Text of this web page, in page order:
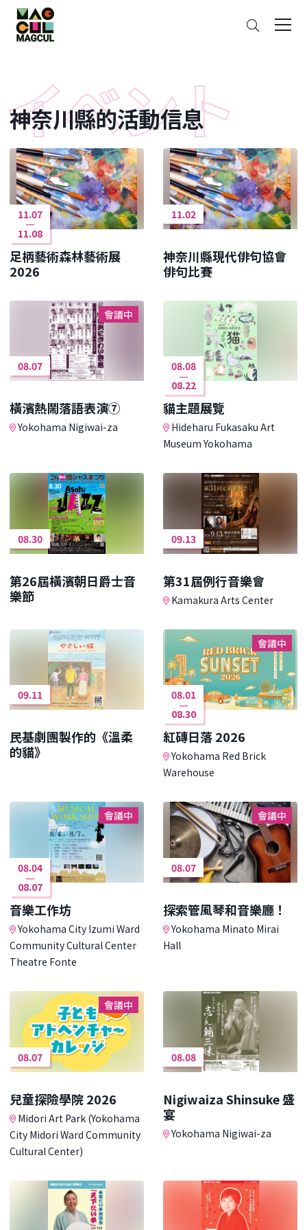
ン
テ
ン
ス
キ
ッ
プ
神奈川縣的活動信息
11.07
11.08
足柄藝術森林藝術展
2026
11.02
神奈川縣現代俳句協會
俳句比賽
會議中
08.07
橫濱熱鬧落語表演⑦
Yokohama Nigiwai-za
08.08
08.22
貓主題展覽
Hideharu Fukasaku Art
Museum Yokohama
08.30
第26屆橫濱朝日爵士音
樂節
09.13
第31屆例行音樂會
Kamakura Arts Center
09.11
民基劇團製作的《溫柔
的貓》
會議中
08.01
08.30
紅磚日落 2026
Yokohama Red Brick
Warehouse
會議中
08.04
08.07
音樂工作坊
Yokohama City Izumi Ward
Community Cultural Center
Theatre Fonte
會議中
08.07
探索管風琴和音樂廳！
Yokohama Minato Mirai
Hall
會議中
08.07
兒童探險學院 2026
Midori Art Park (Yokohama
City Midori Ward Community
Cultural Center)
08.08
Nigiwaiza Shinsuke 盛
宴
Yokohama Nigiwai-za